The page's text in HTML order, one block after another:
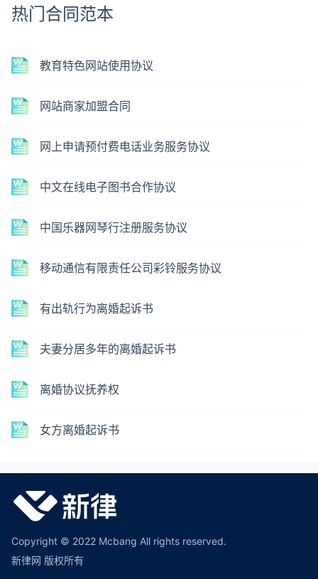
热门合同范本
教育特色网站使用协议
网站商家加盟合同
网上申请预付费电话业务服务协议
中文在线电子图书合作协议
中国乐器网琴行注册服务协议
移动通信有限责任公司彩铃服务协议
有出轨行为离婚起诉书
夫妻分居多年的离婚起诉书
离婚协议抚养权
女方离婚起诉书
Copyright © 2022 Mcbang All rights reserved.
新律网 版权所有